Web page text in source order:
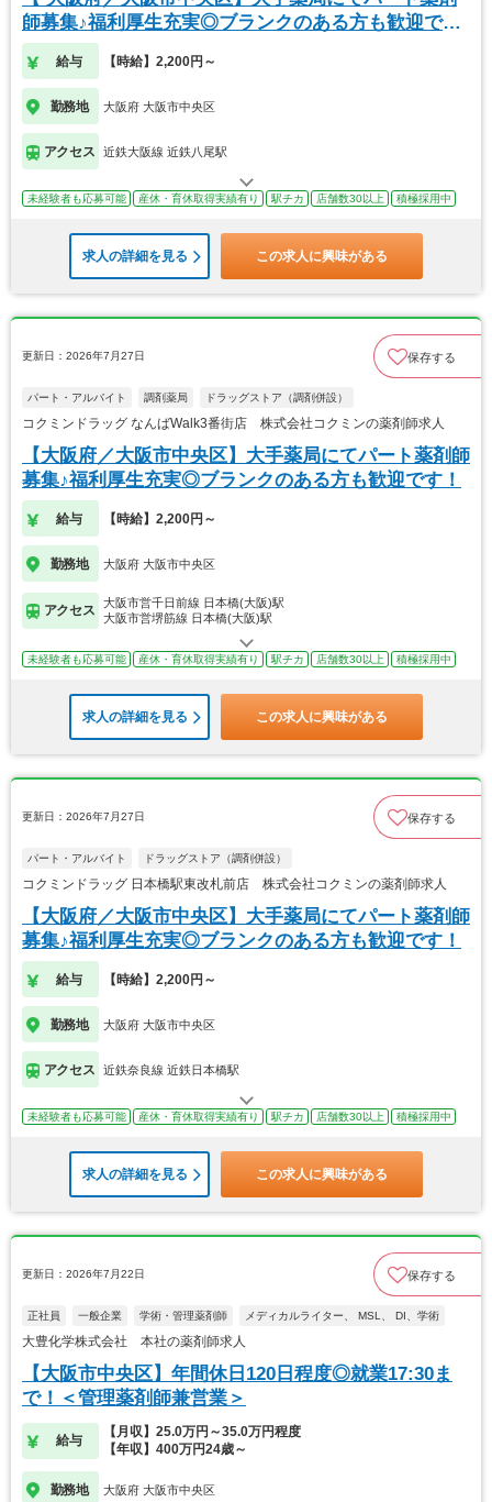
師募集♪福利厚生充実◎ブランクのある方も歓迎で
す！
給与 【時給】2,200円～
勤務地 大阪府 大阪市中央区
アクセス 近鉄大阪線 近鉄八尾駅
未経験者も応募可能 産休・育休取得実績有り 駅チカ 店舗数30以上 積極採用中
求人の詳細を見る この求人に興味がある
更新日：2026年7月27日 保存する
パート・アルバイト 調剤薬局 ドラッグストア（調剤併設）
コクミンドラッグ なんばWalk3番街店 株式会社コクミンの薬剤師求人
【大阪府／大阪市中央区】大手薬局にてパート薬剤師
募集♪福利厚生充実◎ブランクのある方も歓迎です！
給与 【時給】2,200円～
勤務地 大阪府 大阪市中央区
アクセス
大阪市営千日前線 日本橋(大阪)駅
大阪市営堺筋線 日本橋(大阪)駅
未経験者も応募可能 産休・育休取得実績有り 駅チカ 店舗数30以上 積極採用中
求人の詳細を見る この求人に興味がある
更新日：2026年7月27日 保存する
パート・アルバイト ドラッグストア（調剤併設）
コクミンドラッグ 日本橋駅東改札前店 株式会社コクミンの薬剤師求人
【大阪府／大阪市中央区】大手薬局にてパート薬剤師
募集♪福利厚生充実◎ブランクのある方も歓迎です！
給与 【時給】2,200円～
勤務地 大阪府 大阪市中央区
アクセス 近鉄奈良線 近鉄日本橋駅
未経験者も応募可能 産休・育休取得実績有り 駅チカ 店舗数30以上 積極採用中
求人の詳細を見る この求人に興味がある
更新日：2026年7月22日 保存する
正社員 一般企業 学術・管理薬剤師 メディカルライター、 MSL、 DI、学術
大豊化学株式会社 本社の薬剤師求人
【大阪市中央区】年間休日120日程度◎就業17:30ま
で！＜管理薬剤師兼営業＞
給与
【月収】25.0万円～35.0万円程度
【年収】400万円24歳～
勤務地 大阪府 大阪市中央区